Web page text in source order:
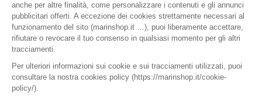
SFA Italia S.p.A.
Via XXV Aprile 15, 20097 San Donato Milanese (MI) –
Tel. 02-30559420 | P.IVA: IT04917050157
CREDITS
PRIVACY POLICY COOKIE POLICY